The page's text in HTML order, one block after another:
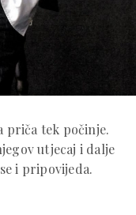
priča tek počinje.
utjecaj i dalje
i pripovijeda.